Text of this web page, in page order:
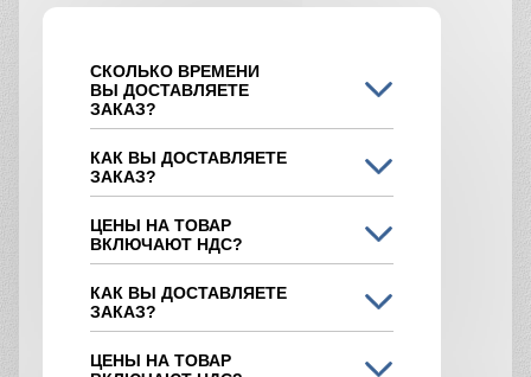
СКОЛЬКО ВРЕМЕНИ
ВЫ ДОСТАВЛЯЕТЕ
ЗАКАЗ?
КАК ВЫ ДОСТАВЛЯЕТЕ
ЗАКАЗ?
ЦЕНЫ НА ТОВАР
ВКЛЮЧАЮТ НДС?
КАК ВЫ ДОСТАВЛЯЕТЕ
ЗАКАЗ?
ЦЕНЫ НА ТОВАР